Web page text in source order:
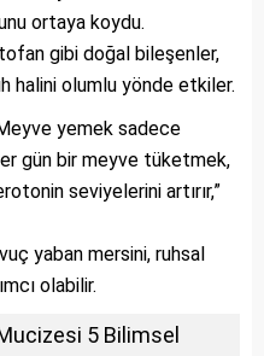
ortaya koydu.
gibi doğal bileşenler,
halini olumlu yönde etkiler.
yemek sadece
gün bir meyve tüketmek,
seviyelerini artırır,”
yaban mersini, ruhsal
olabilir.
5 Bilimsel